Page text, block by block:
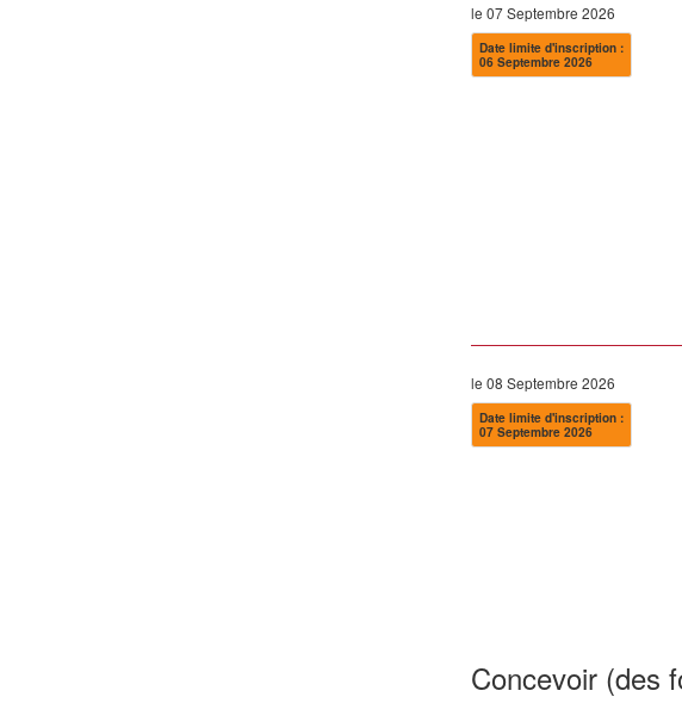
le 07 Septembre 2026
Date limite d'inscription :
06 Septembre 2026
le 08 Septembre 2026
Date limite d'inscription :
07 Septembre 2026
Concevoir (des